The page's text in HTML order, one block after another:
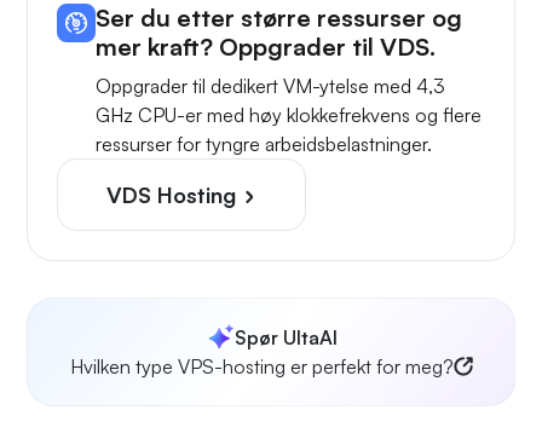
Ser du etter større ressurser og
mer kraft? Oppgrader til VDS.
Oppgrader til dedikert VM-ytelse med 4,3
GHz CPU-er med høy klokkefrekvens og flere
ressurser for tyngre arbeidsbelastninger.
VDS Hosting
Spør UltaAI
Hvilken type VPS-hosting er perfekt for meg?